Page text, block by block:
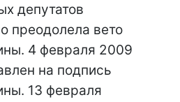
депутатов
преодолела вето
4 февраля 2009
на подпись
13 февраля